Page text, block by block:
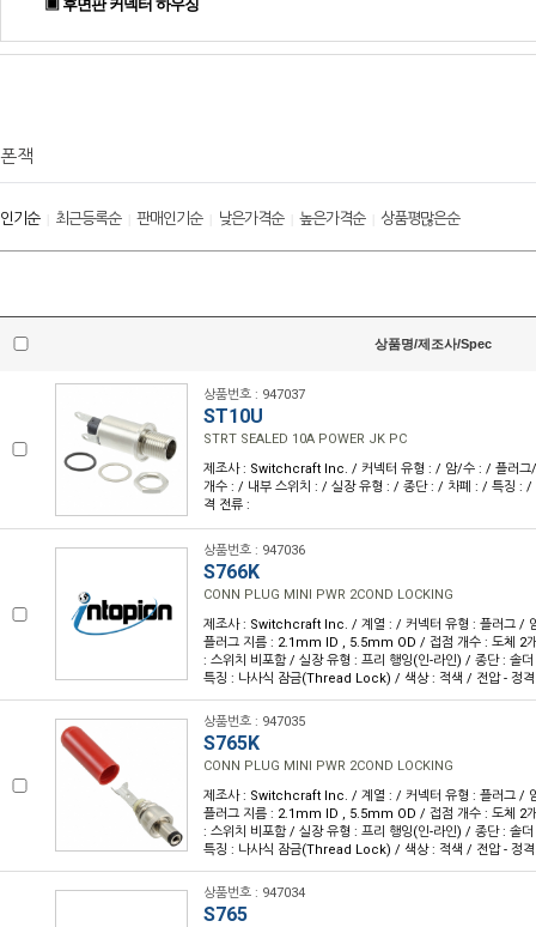
▣ 후면판 커넥터 하우징
폰잭
인기순| 최근등록순| 판매인기순| 낮은가격순| 높은가격순| 상품평많은순
상품명/제조사/Spec
상품번호 : 947037
ST10U
STRT SEALED 10A POWER JK PC
제조사 : Switchcraft Inc. / 커넥터 유형 : / 암/수 : / 플러그/
개수 : / 내부 스위치 : / 실장 유형 : / 종단 : / 차폐 : / 특징 :
격 전류 :
상품번호 : 947036
S766K
CONN PLUG MINI PWR 2COND LOCKING
제조사 : Switchcraft Inc. / 계열 : / 커넥터 유형 : 플러그 /
플러그 지름 : 2.1mm ID , 5.5mm OD / 접점 개수 : 도체 2
: 스위치 비포함 / 실장 유형 : 프리 행잉(인-라인) / 종단 : 솔
특징 : 나사식 잠금(Thread Lock) / 색상 : 적색 / 전압 - 정
상품번호 : 947035
S765K
CONN PLUG MINI PWR 2COND LOCKING
제조사 : Switchcraft Inc. / 계열 : / 커넥터 유형 : 플러그 /
플러그 지름 : 2.1mm ID , 5.5mm OD / 접점 개수 : 도체 2
: 스위치 비포함 / 실장 유형 : 프리 행잉(인-라인) / 종단 : 솔
특징 : 나사식 잠금(Thread Lock) / 색상 : 적색 / 전압 - 정
상품번호 : 947034
S765